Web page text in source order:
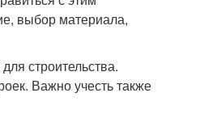
выбор материала,
строительства.
Важно учесть также